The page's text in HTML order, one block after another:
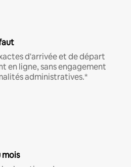
d'arrivée et de départ
en ligne, sans engagement
administratives.*
mois